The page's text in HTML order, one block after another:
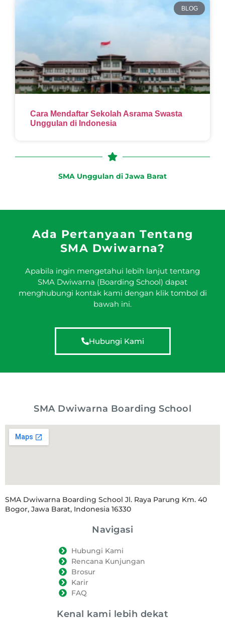
BLOG
Cara Mendaftar Sekolah Asrama Swasta
Unggulan di Indonesia
SMA Unggulan di Jawa Barat
Ada Pertanyaan Tentang
SMA Dwiwarna?
Apabila ingin mengetahui lebih lanjut tentang
SMA Dwiwarna (Boarding School) dapat
menghubungi kontak kami dengan klik tombol di
bawah ini.
Hubungi Kami
SMA Dwiwarna Boarding School
SMA Dwiwarna Boarding School Jl. Raya Parung Km. 40
Bogor, Jawa Barat, Indonesia 16330
Navigasi
Hubungi Kami
Rencana Kunjungan
Brosur
Karir
FAQ
Kenal kami lebih dekat